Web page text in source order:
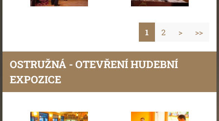
1 2 > >>
OSTRUŽNÁ - OTEVŘENÍ HUDEBNÍ
EXPOZICE